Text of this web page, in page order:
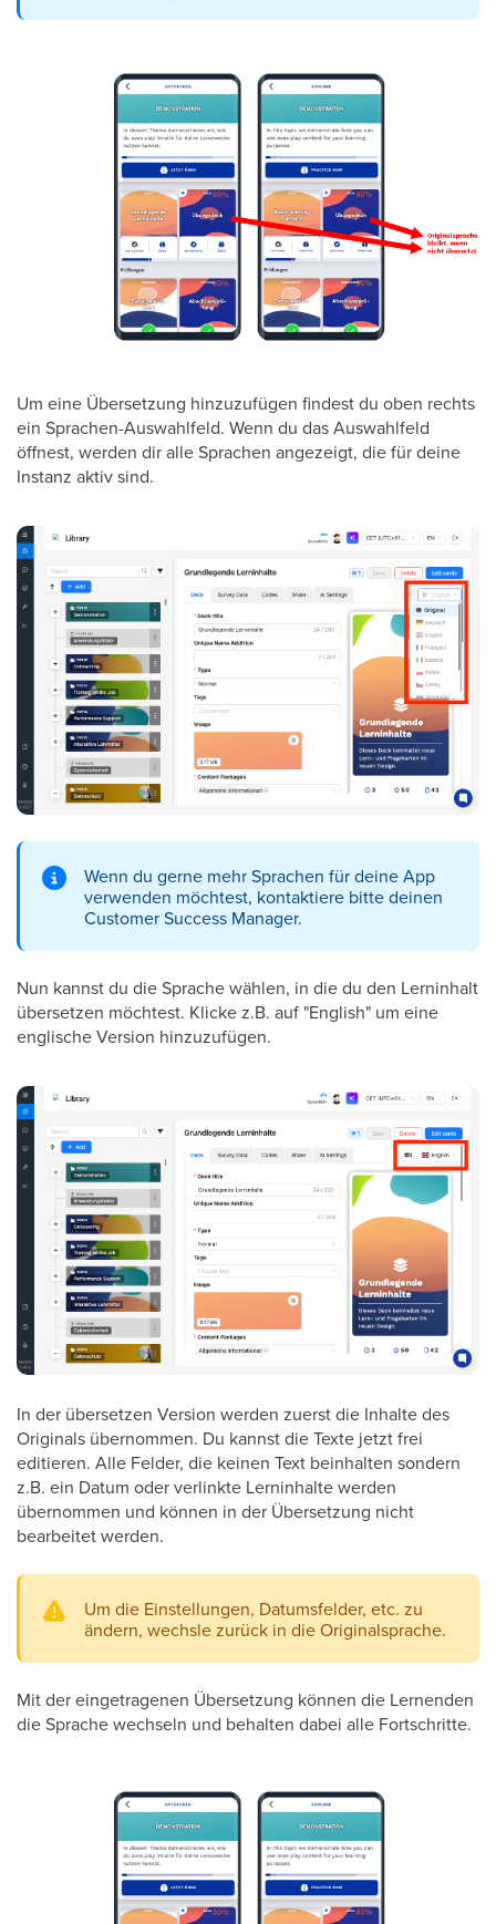
Um eine Übersetzung hinzuzufügen findest du oben rechts
ein Sprachen-Auswahlfeld. Wenn du das Auswahlfeld
öffnest, werden dir alle Sprachen angezeigt, die für deine
Instanz aktiv sind.
Wenn du gerne mehr Sprachen für deine App
verwenden möchtest, kontaktiere bitte deinen
Customer Success Manager.
Nun kannst du die Sprache wählen, in die du den Lerninhalt
übersetzen möchtest. Klicke z.B. auf "English" um eine
englische Version hinzuzufügen.
In der übersetzen Version werden zuerst die Inhalte des
Originals übernommen. Du kannst die Texte jetzt frei
editieren. Alle Felder, die keinen Text beinhalten sondern
z.B. ein Datum oder verlinkte Lerninhalte werden
übernommen und können in der Übersetzung nicht
bearbeitet werden.
Um die Einstellungen, Datumsfelder, etc. zu
ändern, wechsle zurück in die Originalsprache.
Mit der eingetragenen Übersetzung können die Lernenden
die Sprache wechseln und behalten dabei alle Fortschritte.